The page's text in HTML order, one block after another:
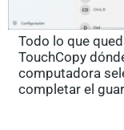
Todo lo que
TouchCopy
computadora
completar el